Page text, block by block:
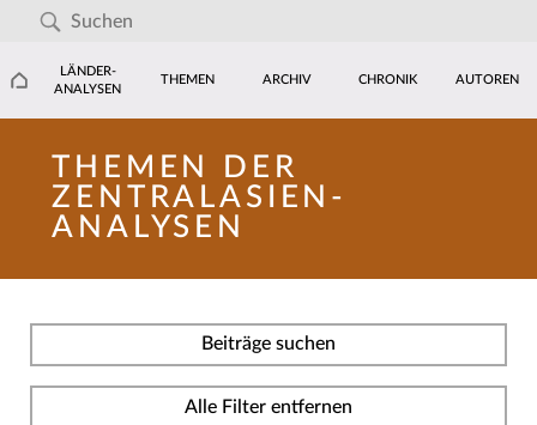
LÄNDER-
ANALYSEN
THEMEN ARCHIV CHRONIK AUTOREN
THEMEN DER
ZENTRALASIEN-
ANALYSEN
Beiträge suchen
Alle Filter entfernen